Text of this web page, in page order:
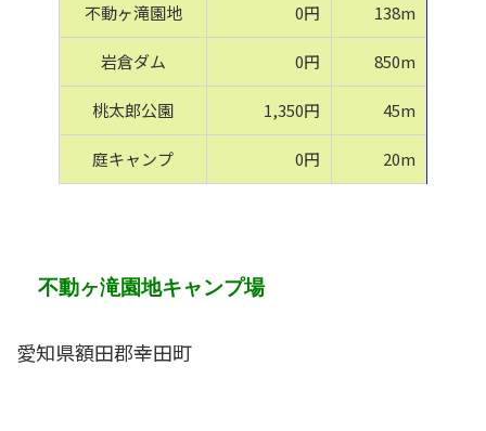
不動ヶ滝園地 0円 138m
岩倉ダム 0円 850m
桃太郎公園 1,350円 45m
庭キャンプ 0円 20m
不動ヶ滝園地キャンプ場
愛知県額田郡幸田町